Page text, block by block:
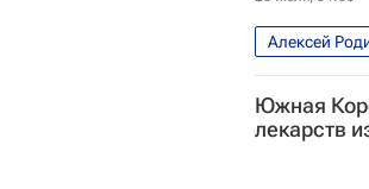
Алексей
Южная
лекарств